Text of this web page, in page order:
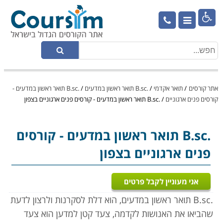

אתר קורסים /תואר אקדמי /.B.sc תואר ראשון במדעים /
.B.sc תואר ראשון במדעים -
קורסים פנים ארגוניים /.B.sc תואר ראשון במדעים - קורסים פנים ארגוניים בצפון
.B.sc תואר ראשון במדעים
- קורסים
פנים ארגוניים בצפון
אני מעוניין לקבל פרטים
.B.sc תואר ראשון במדעים, הוא דלת ל
סקרנות ולרצון לדעת
שהביאו את האנושות לקדמה, צעד קטן למדען הוא צעד